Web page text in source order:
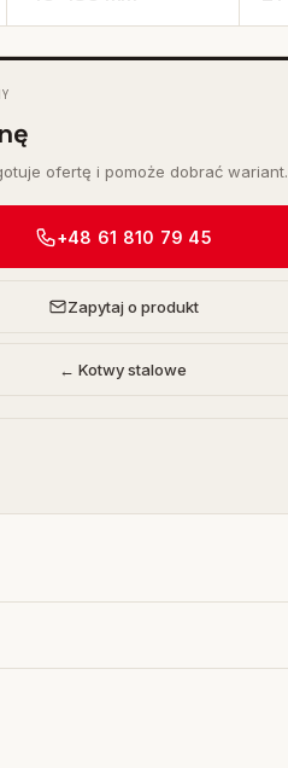
ofertę i pomoże dobrać wariant.
+48 61 810 79 45
Zapytaj o produkt
← Kotwy stalowe